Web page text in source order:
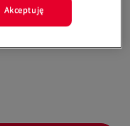
Akceptuję